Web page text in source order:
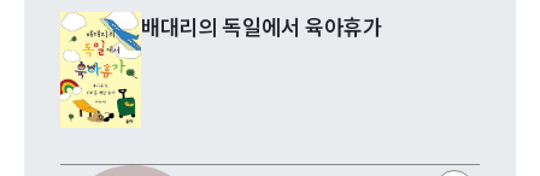
배대리의 독일에서 육아휴가